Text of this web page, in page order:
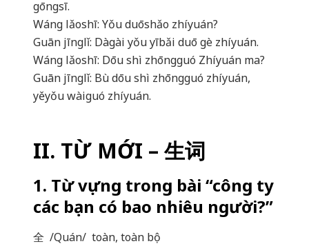
gōngsī.
Wáng lǎoshī: Yǒu duōshǎo zhíyuán?
Guān jīnglǐ: Dàgài yǒu yībǎi duō gè zhíyuán.
Wáng lǎoshī: Dōu shì zhōngguó Zhíyuán ma?
Guān jīnglǐ: Bù dōu shì zhōngguó zhíyuán,
yěyǒu wàiguó zhíyuán.
II. TỪ MỚI – 生词
1. Từ vựng trong bài “công ty
các bạn có bao nhiêu người?”
全 /Quán/ toàn, toàn bộ